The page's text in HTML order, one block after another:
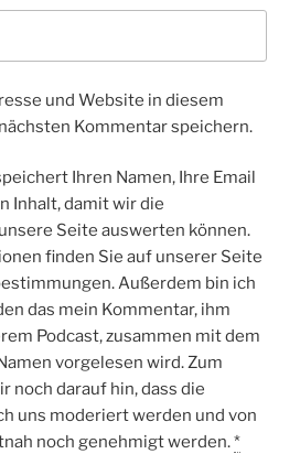
und Website in diesem
Kommentar speichern.
Ihren Namen, Ihre Email
Inhalt, damit wir die
Seite auswerten können.
finden Sie auf unserer Seite
Außerdem bin ich
das mein Kommentar, ihm
Podcast, zusammen mit dem
vorgelesen wird. Zum
noch darauf hin, dass die
uns moderiert werden und von
noch genehmigt werden.*